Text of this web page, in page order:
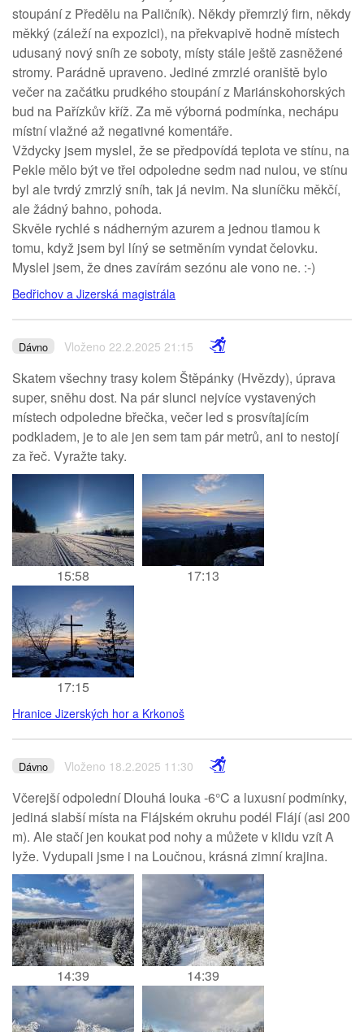
stoupání z Předělu na Paličník). Někdy přemrzlý firn, někdy
měkký (záleží na expozici), na překvapivě hodně místech
udusaný nový sníh ze soboty, místy stále ještě zasněžené
stromy. Parádně upraveno. Jediné zmrzlé oraniště bylo
večer na začátku prudkého stoupání z Mariánskohorských
bud na Pařízkův kříž. Za mě výborná podmínka, nechápu
místní vlažné až negativné komentáře.
Vždycky jsem myslel, že se předpovídá teplota ve stínu, na
Pekle mělo být ve třei odpoledne sedm nad nulou, ve stínu
byl ale tvrdý zmrzlý sníh, tak já nevim. Na sluníčku měkčí,
ale žádný bahno, pohoda.
Skvěle rychlé s nádherným azurem a jednou tlamou k
tomu, když jsem byl líný se setměním vyndat čelovku.
Myslel jsem, že dnes zavírám sezónu ale vono ne. :-)
Bedřichov a Jizerská magistrála
Dávno Vloženo 22.2.2025 21:15
Skatem všechny trasy kolem Štěpánky (Hvězdy), úprava
super, sněhu dost. Na pár slunci nejvíce vystavených
místech odpoledne břečka, večer led s prosvítajícím
podkladem, je to ale jen sem tam pár metrů, ani to nestojí
za řeč. Vyražte taky.
15:58 17:13
17:15
Hranice Jizerských hor a Krkonoš
Dávno Vloženo 18.2.2025 11:30
Včerejší odpolední Dlouhá louka -6°C a luxusní podmínky,
jediná slabší místa na Flájském okruhu podél Flájí (asi 200
m). Ale stačí jen koukat pod nohy a můžete v klidu vzít A
lyže. Vydupali jsme i na Loučnou, krásná zimní krajina.
14:39 14:39